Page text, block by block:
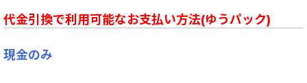
代金引換で利用可能なお支払い方法(ゆうパック)
現金のみ